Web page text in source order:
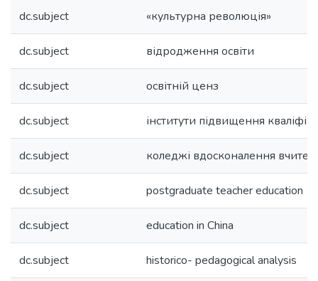
dc.subject «культурна революція»
dc.subject відродження освіти
dc.subject освітній ценз
dc.subject інститути підвищення
dc.subject коледжі вдосконалення
dc.subject postgraduate teacher education
dc.subject education in China
dc.subject historico- pedagogical analysis